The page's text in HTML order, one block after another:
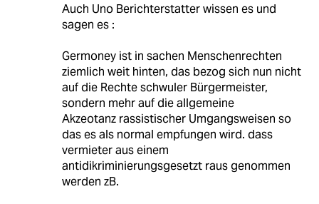
Auch Uno Berichterstatter wissen es und
sagen es :
Germoney ist in sachen Menschenrechten
ziemlich weit hinten, das bezog sich nun nicht
auf die Rechte schwuler Bürgermeister,
sondern mehr auf die allgemeine
Akzeotanz rassistischer Umgangsweisen so
das es als normal empfungen wird. dass
vermieter aus einem
antidikriminierungsgesetzt raus genommen
werden zB.